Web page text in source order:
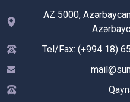
AZ 5000,
Tel/Fax: (+994 18)